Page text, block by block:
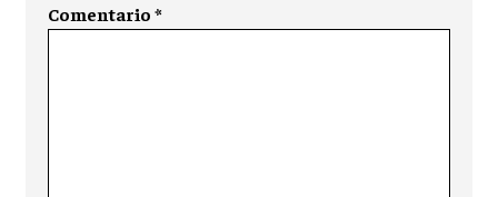
Comentario*